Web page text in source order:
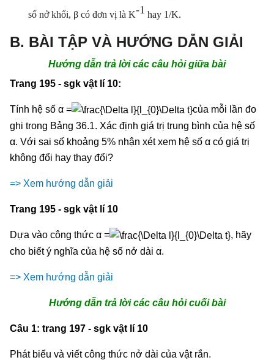
số nở khối, β có đơn vị là K-1 hay 1/K.
B. BÀI TẬP VÀ HƯỚNG DẪN GIẢI
Hướng dẫn trả lời các câu hỏi giữa bài
Trang 195 - sgk vật lí 10:
Tính hệ số α =
của mỗi lần đo
ghi trong Bảng 36.1. Xác định giá trị trung bình của hệ số
α. Với sai số khoảng 5% nhận xét xem hệ số α có giá trị
không đổi hay thay đổi?
=> Xem hướng dẫn giải
Trang 195 - sgk vật lí 10
Dựa vào công thức α =
, hãy
cho biết ý nghĩa của hệ số nở dài α.
=> Xem hướng dẫn giải
Hướng dẫn trả lời các câu hỏi cuối bài
Câu 1: trang 197 - sgk vật lí 10
Phát biểu và viết công thức nở dài của vật rắn.